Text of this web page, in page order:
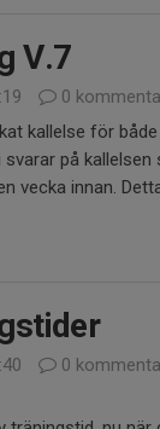
V.7
0
kallelse för
svarar på
vecka innan.
0